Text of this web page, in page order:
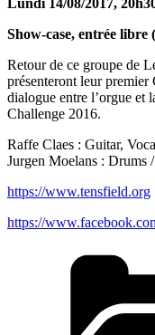
Show-case, entrée
Retour de ce groupe de
présenteront leur
dialogue entre l’orgue et
Challenge 2016.
Raffe Claes : Guitar,
Jurgen Moelans : Drums
https://www.tensfield.org
https://